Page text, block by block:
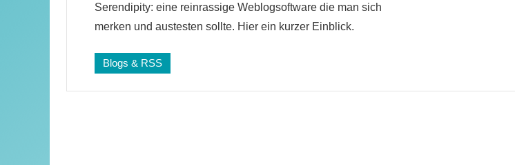
Kommentare
Serendipity: eine reinrassige Weblogsoftware die man sich
merken und austesten sollte. Hier ein kurzer Einblick.
Blogs & RSS